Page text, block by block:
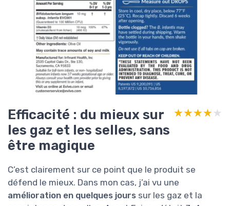
Efficacité : du mieux sur
les gaz et les selles, sans
être magique
★★★★★
★★★★★
C’est clairement sur ce point que le produit se
défend le mieux. Dans mon cas, j’ai vu une
amélioration en quelques jours sur les gaz et la